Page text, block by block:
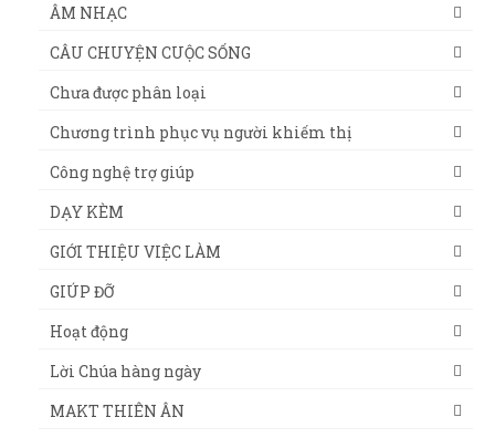
ÂM NHẠC
CÂU CHUYỆN CUỘC SỐNG
Chưa được phân loại
Chương trình phục vụ người khiếm thị
Công nghệ trợ giúp
DẠY KÈM
GIỚI THIỆU VIỆC LÀM
GIÚP ĐỠ
Hoạt động
Lời Chúa hàng ngày
MAKT THIÊN ÂN